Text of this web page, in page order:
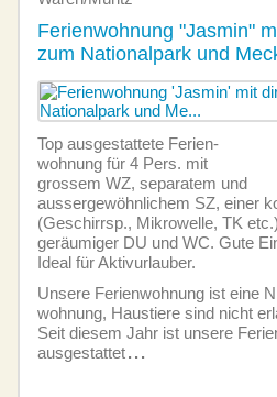
Ferienwohnung "Jasmin"
zum Nationalpark und
Top ausgestattete Ferien­
wohnung für 4 Pers. mit
grossem WZ, separatem und
aussergewöhnlichem SZ, einer
(Geschirrsp., Mikrowelle, TK
geräumiger DU und WC. Gute
Ideal für Aktivurlauber.
Unsere Ferien­wohnung ist eine
wohnung, Haustiere sind nicht
Seit diesem Jahr ist unsere
ausgestattet...